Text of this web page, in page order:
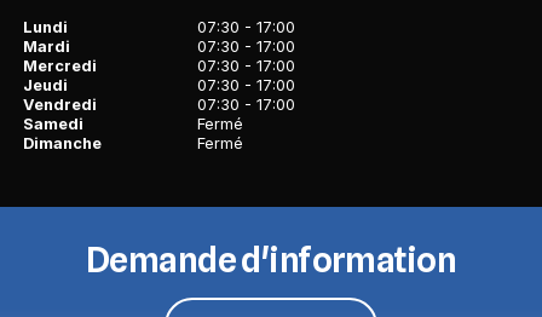
Lundi
07:30 - 17:00
Mardi
07:30 - 17:00
Mercredi
07:30 - 17:00
Jeudi
07:30 - 17:00
Vendredi
07:30 - 17:00
Samedi
Fermé
Dimanche
Fermé
Demande d'information